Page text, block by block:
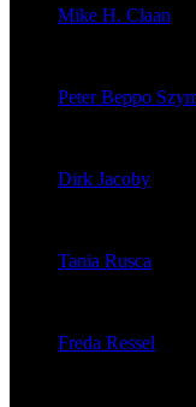
Mike H. Claan
Peter Beppo
Dirk Jacoby
Tania Rusca
Freda Ressel